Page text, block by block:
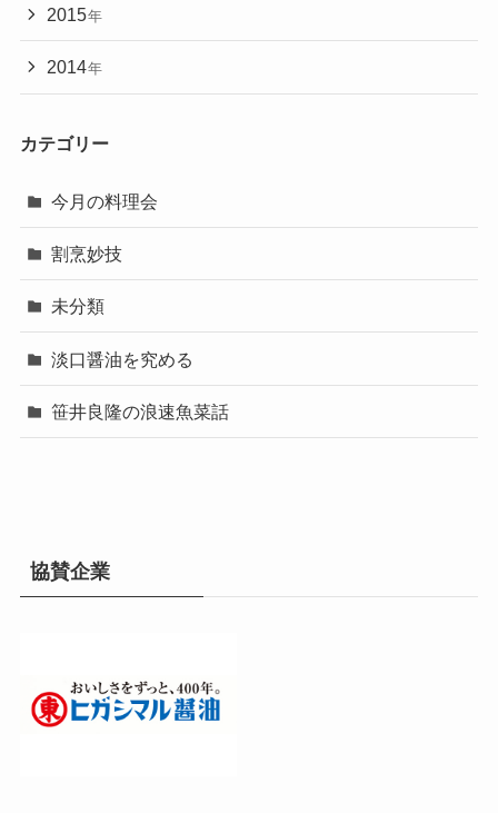
2015年
2014年
カテゴリー
今月の料理会
割烹妙技
未分類
淡口醤油を究める
笹井良隆の浪速魚菜話
協賛企業